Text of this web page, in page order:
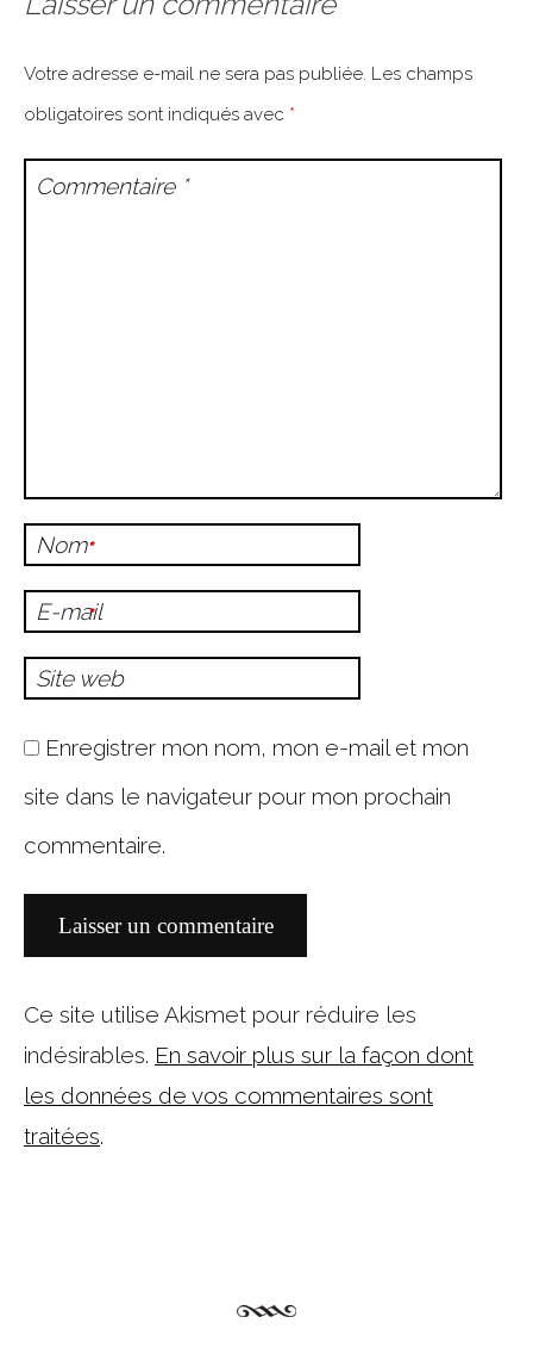
Votre adresse e-mail ne sera pas publiée. Les champs
obligatoires sont indiqués avec *
Commentaire *
Nom*
E-mail
*
Site web
Enregistrer mon nom, mon e-mail et mon
site dans le navigateur pour mon prochain
commentaire.
Ce site utilise Akismet pour réduire les
indésirables. En savoir plus sur la façon dont
les données de vos commentaires sont
traitées.